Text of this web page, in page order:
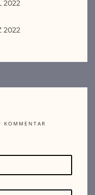
2022
2022
KOMMENTAR